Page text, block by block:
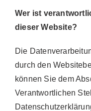
Wer ist
dieser Website?
Die
durch den
können Sie dem
Verantwortlichen